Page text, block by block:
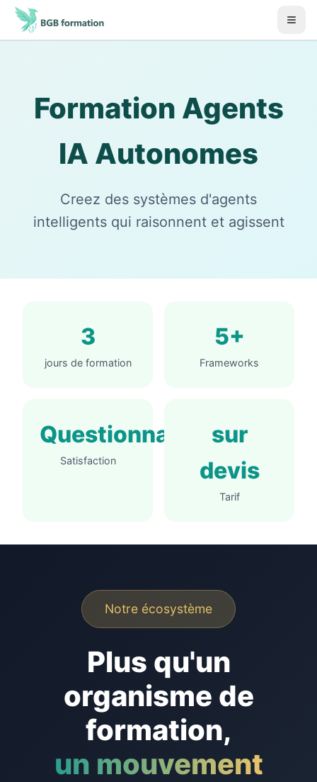
Aller au contenu principal
Formation Agents
IA Autonomes
Creez des systèmes d'agents
intelligents qui raisonnent et agissent
3
jours de formation
5+
Frameworks
Questionnaire
Satisfaction
sur
devis
Tarif
Notre écosystème
Plus qu'un
organisme de
formation,
un mouvement